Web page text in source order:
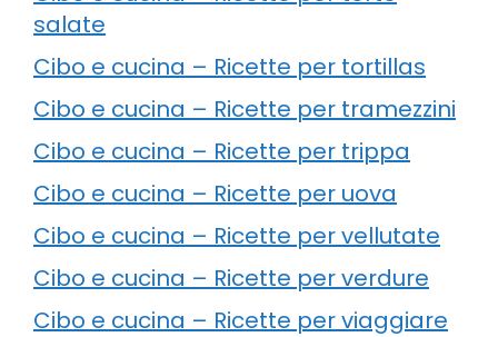
salate
Cibo e cucina – Ricette per tortillas
Cibo e cucina – Ricette per tramezzini
Cibo e cucina – Ricette per trippa
Cibo e cucina – Ricette per uova
Cibo e cucina – Ricette per vellutate
Cibo e cucina – Ricette per verdure
Cibo e cucina – Ricette per viaggiare